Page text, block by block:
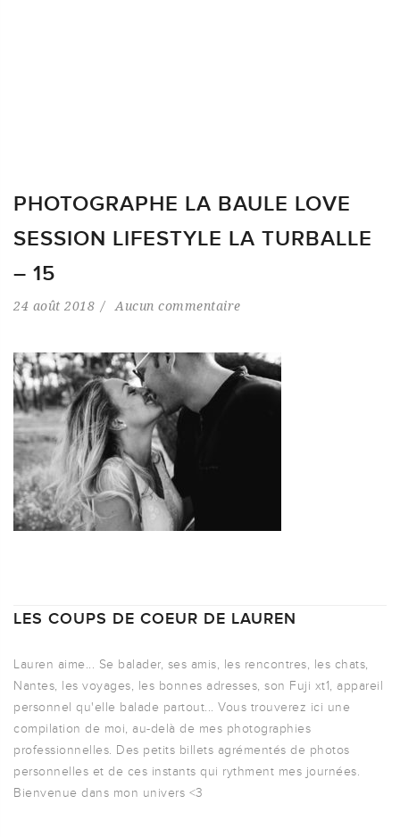
PHOTOGRAPHE LA BAULE LOVE
SESSION LIFESTYLE LA TURBALLE
– 15
24 août 2018 Aucun commentaire
LES COUPS DE COEUR DE LAUREN
Lauren aime... Se balader, ses amis, les rencontres, les chats,
Nantes, les voyages, les bonnes adresses, son Fuji xt1, appareil
personnel qu'elle balade partout... Vous trouverez ici une
compilation de moi, au-delà de mes photographies
professionnelles. Des petits billets agrémentés de photos
personnelles et de ces instants qui rythment mes journées.
Bienvenue dans mon univers <3